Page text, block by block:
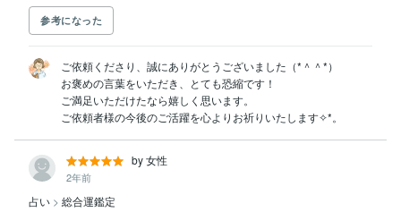
参考になった
ご依頼くださり、誠にありがとうございました（*＾＾*）
お褒めの言葉をいただき、とても恐縮です！
ご満足いただけたなら嬉しく思います。
ご依頼者様の今後のご活躍を心よりお祈りいたします✧*。
by 女性
2年前
占い > 総合運鑑定